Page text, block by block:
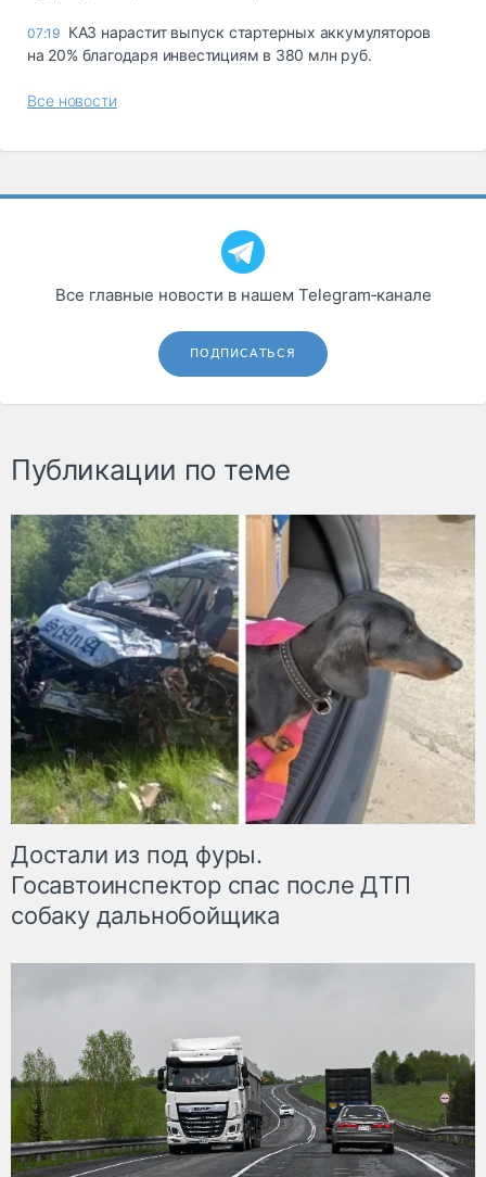
07:19 КАЗ нарастит выпуск стартерных аккумуляторов
на 20% благодаря инвестициям в 380 млн руб.
Все новости
Все главные новости в нашем Telegram‑канале
ПОДПИСАТЬСЯ
Публикации по теме
Достали из под фуры.
Госавтоинспектор спас после ДТП
собаку дальнобойщика